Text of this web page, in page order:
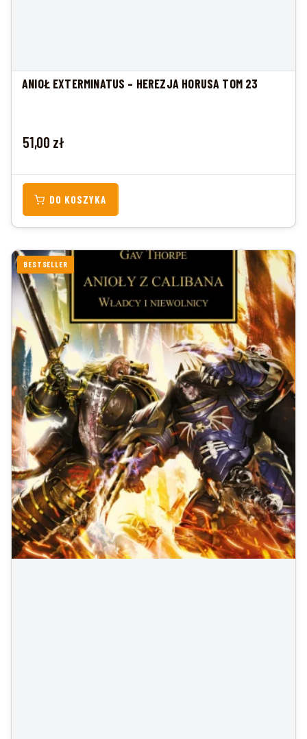
ANIOŁ EXTERMINATUS – HEREZJA HORUSA TOM 23
Cena
51,00 zł
DO KOSZYKA
BESTSELLER